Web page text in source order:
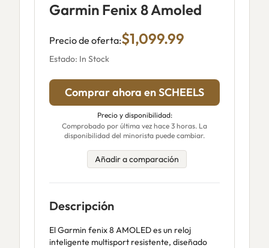
Garmin Fenix 8 Amoled
Precio de oferta:$1,099.99
Estado: In Stock
Comprar ahora en SCHEELS
Precio y disponibilidad:
Comprobado por última vez hace 3 horas. La
disponibilidad del minorista puede cambiar.
Añadir a comparación
Descripción
El Garmin fenix 8 AMOLED es un reloj
inteligente multisport resistente, diseñado